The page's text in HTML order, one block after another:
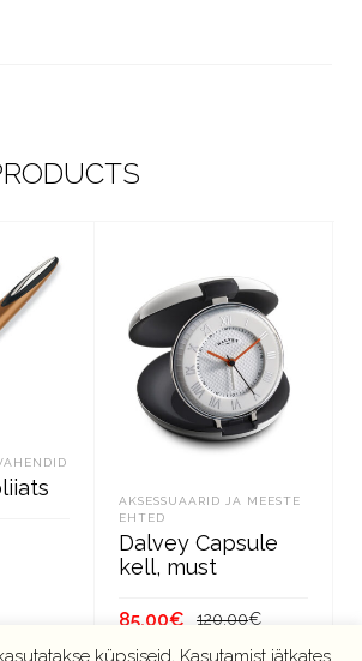
AKSESSUAARID JA MEESTE
EHTED
Dalvey Capsule
kell, must
120.00€Algne
hind
85.00€
Current
price
küpsiseid, Kasutamist jätkates